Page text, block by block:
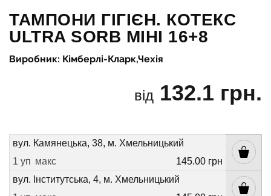
ТАМПОНИ ГІГІЄН. КОТЕКС
ULTRA SORB МІНІ 16+8
Виробник: Кімберлі-Кларк,Чехія
від 132.1 грн.
вул. Камянецька, 38, м. Хмельницький
1 уп макс
145.00 грн
вул. Інститутська, 4, м. Хмельницький